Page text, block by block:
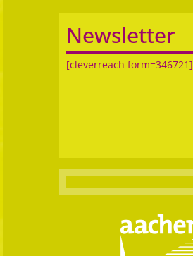
Newsletter
[cleverreach form=346721]